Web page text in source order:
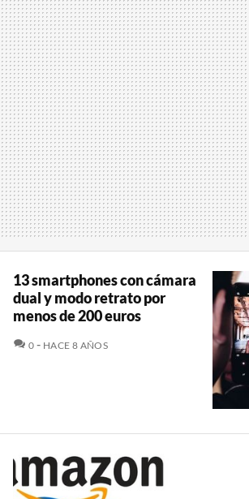
13 smartphones con cámara
dual y modo retrato por
menos de 200 euros
0 COMENTARIOS
HACE 8 AÑOS